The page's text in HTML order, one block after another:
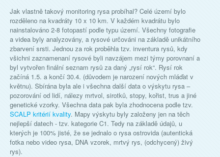
Jak vlastně takový monitoring rysa probíhal? Celé území bylo
rozděleno na kvadráty 10 x 10 km. V každém kvadrátu bylo
nainstalováno 2-8 fotopastí podle typu území. Všechny fotografie
a videa byly analyzovány, a rysové určováni na základě unikátního
zbarvení srsti. Jednou za rok proběhla tzv. inventura rysů, kdy
všichni zaznamenaní rysové byli navzájem mezi týmy porovnaní a
byl vytvořen finální seznam rysů za daný „rysí rok“. Rysí rok
začíná 1.5. a končí 30.4. (důvodem je narození nových mláďat v
květnu). Sbírána byla ale i všechna další data o výskytu rysa –
pozorování od lidí, nálezy mrtvol, sirotků, stopy, kořist, trus a jiné
genetické vzorky. Všechna data pak byla zhodnocena podle tzv.
SCALP kritérií kvality. Mapy výskytu byly založeny jen na těch
nejlepší datech - tzv. kategorie C1. Tedy na základě údajů, u
kterých je 100% jisté, že se jednalo o rysa ostrovida (autentická
fotka nebo video rysa, DNA vzorek, mrtvý rys, (odchycený) živý
rys).